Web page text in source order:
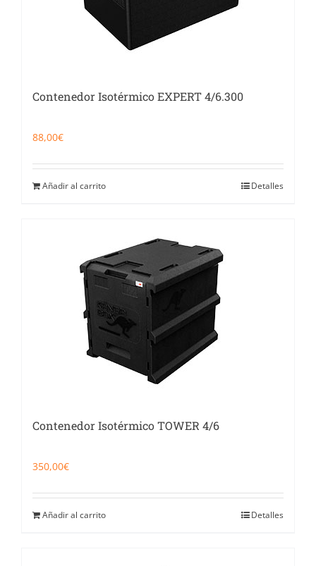
Contenedor Isotérmico EXPERT 4/6.300
88,00€
Añadir al carrito Detalles
Contenedor Isotérmico TOWER 4/6
350,00€
Añadir al carrito Detalles